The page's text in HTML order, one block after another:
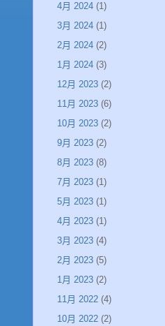
4月 2024 (1)
3月 2024 (1)
2月 2024 (2)
1月 2024 (3)
12月 2023 (2)
11月 2023 (6)
10月 2023 (2)
9月 2023 (2)
8月 2023 (8)
7月 2023 (1)
5月 2023 (1)
4月 2023 (1)
3月 2023 (4)
2月 2023 (5)
1月 2023 (2)
11月 2022 (4)
10月 2022 (2)